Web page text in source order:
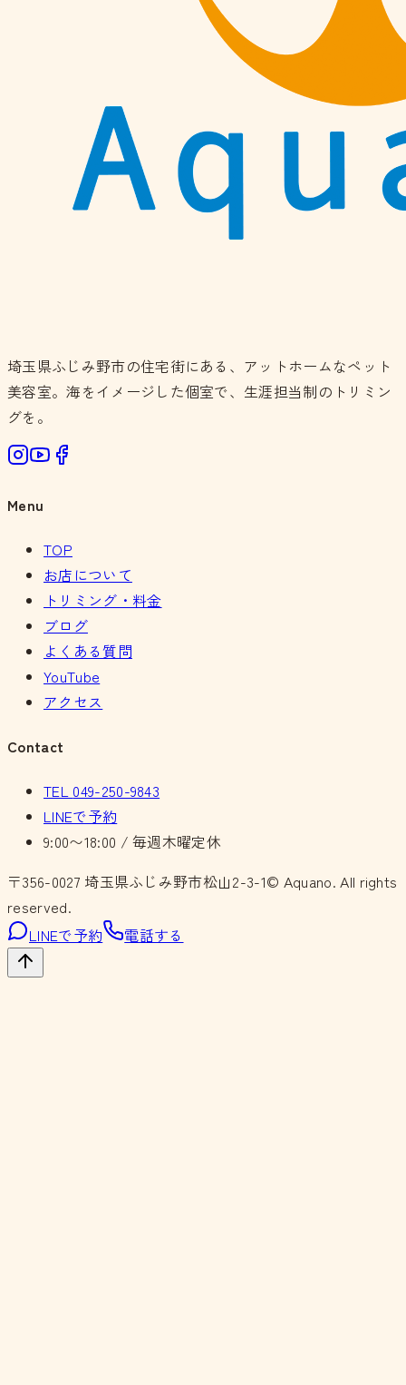
埼玉県ふじみ野市の住宅街にある、アットホームなペット
美容室。海をイメージした個室で、生涯担当制のトリミン
グを。
Menu
TOP
お店について
トリミング・料金
ブログ
よくある質問
YouTube
アクセス
Contact
TEL 049-250-9843
LINEで予約
9:00〜18:00 / 毎週木曜定休
〒356-0027 埼玉県ふじみ野市松山2-3-1© Aquano. All rights
reserved.
LINEで予約
電話する